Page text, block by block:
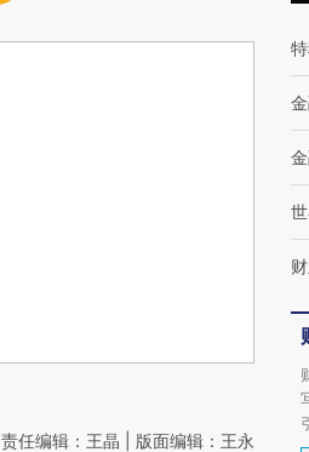
责任编辑：王晶 | 版面编辑：王永